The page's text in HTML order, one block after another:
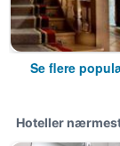
Se flere
Hoteller